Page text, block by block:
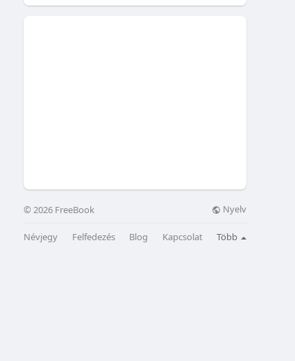
© 2026 FreeBook Nyelv
Névjegy Felfedezés Blog Kapcsolat Több